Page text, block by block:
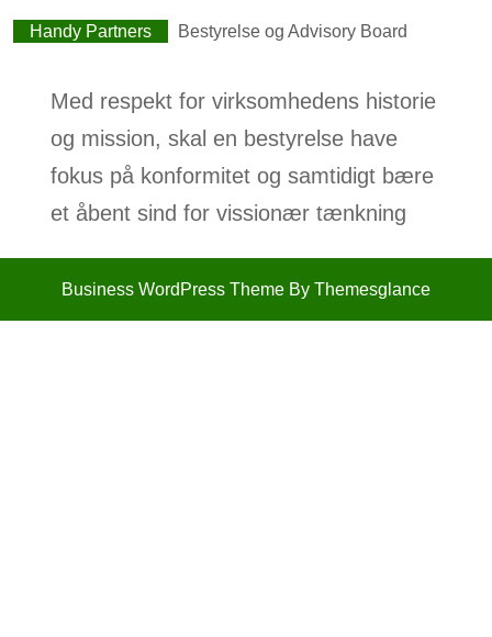
Handy Partners Bestyrelse og Advisory Board
Med respekt for virksomhedens historie
og mission, skal en bestyrelse have
fokus på konformitet og samtidigt bære
et åbent sind for vissionær tænkning
Business WordPress Theme By Themesglance